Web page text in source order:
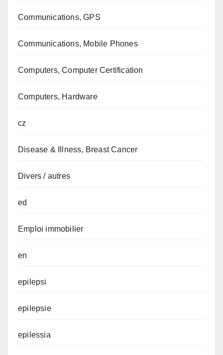
Communications, GPS
Communications, Mobile Phones
Computers, Computer Certification
Computers, Hardware
cz
Disease & Illness, Breast Cancer
Divers / autres
ed
Emploi immobilier
en
epilepsi
epilepsie
epilessia